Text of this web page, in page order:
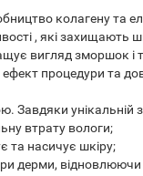
колагену та
, які захищають
вигляд зморшок і
процедури та
Завдяки унікальній
втрату вологи;
та насичує шкіру;
дерми, відновлюючи